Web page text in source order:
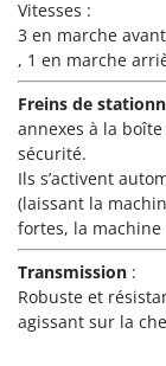
Unger
V
Verdemax
Vesco
Volpi
W
Waldner
Weber
WIDU
Vitesses :
3 en marche avant
, 1 en marche
Freins de
annexes à la
sécurité.
Ils s’activent
(laissant la
fortes, la
Transmission :
Robuste et
agissant sur la